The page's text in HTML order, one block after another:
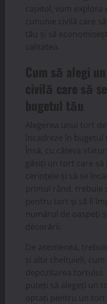
capitol, vom explora
cununie civilă care
tău și să
calitatea.
Cum să alegi
civilă care să
bugetul tău
Alegerea unui tort
încadreze în
Însă, cu câteva
găsiți un tort care
cerințele și să se
primul rând, trebuie
pentru tort și să îl
numărul de oaspeți
decorării.
De asemenea,
și alte cheltuieli,
depozitarea tortului.
puteți să alegeți un
optați pentru un tort